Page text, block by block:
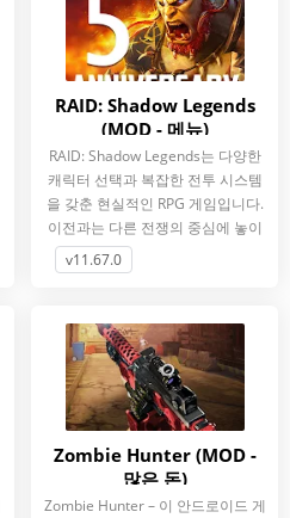
RAID: Shadow Legends
(MOD - 메뉴)
RAID: Shadow Legends는 다양한
캐릭터 선택과 복잡한 전투 시스템
을 갖춘 현실적인 RPG 게임입니다.
이전과는 다른 전쟁의 중심에 놓이
게 되면, 그것은 세계의 향후
v11.67.0
Zombie Hunter (MOD -
많은 돈)
Zombie Hunter – 이 안드로이드 게